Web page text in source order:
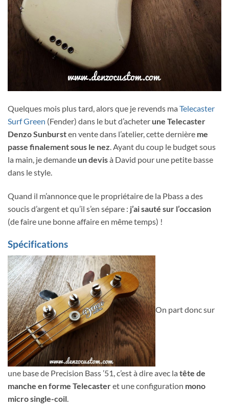
Quelques mois plus tard, alors que je revends ma Telecaster
Surf Green (Fender) dans le but d’acheter une Telecaster
Denzo Sunbursten vente dans l’atelier, cette dernière me
passe finalement sous le nez . Ayant du coup le budget sous
la main, je demande un devisà David pour une petite basse
dans le style.
Quand il m’annonce que le propriétaire de la Pbass a des
soucis d’argent et qu’il s’en sépare : j’ai sauté sur l’occasion
(de faire une bonne affaire en même temps) !
Spécifications
On part donc sur
une base de Precision Bass ’51, c’est à dire avec la tête de
manche en forme Telecasteret une configuration mono
micro single-coil